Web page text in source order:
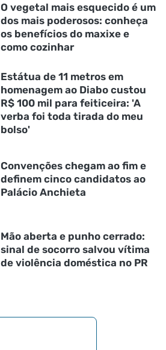
O vegetal mais esquecido é um
dos mais poderosos: conheça
os benefícios do maxixe e
como cozinhar
Estátua de 11 metros em
homenagem ao Diabo custou
R$ 100 mil para feiticeira: 'A
verba foi toda tirada do meu
bolso'
Convenções chegam ao fim e
definem cinco candidatos ao
Palácio Anchieta
Mão aberta e punho cerrado:
sinal de socorro salvou vítima
de violência doméstica no PR